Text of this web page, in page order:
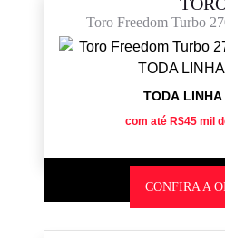
Toro Freedom Turbo
TODA LINHA
com até R$45 mil
CONFIRA A